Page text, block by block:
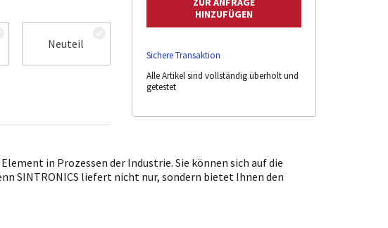
Neuteil
Sichere Transaktion
Alle Artikel sind vollständig überholt und
getestet
in Prozessen der Industrie. Sie können sich auf die
SINTRONICS liefert nicht nur, sondern bietet Ihnen den